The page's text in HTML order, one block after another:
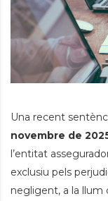
Una recent
novembre de
l’entitat
exclusiu pels
negligent, a la llum